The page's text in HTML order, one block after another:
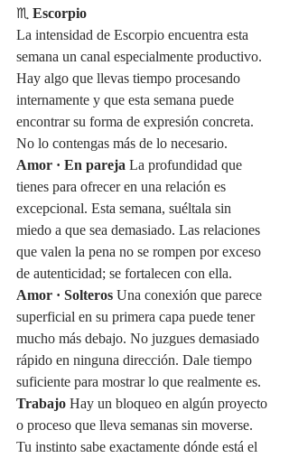
♏ Escorpio
La intensidad de Escorpio encuentra esta
semana un canal especialmente productivo.
Hay algo que llevas tiempo procesando
internamente y que esta semana puede
encontrar su forma de expresión concreta.
No lo contengas más de lo necesario.
Amor · En pareja La profundidad que
tienes para ofrecer en una relación es
excepcional. Esta semana, suéltala sin
miedo a que sea demasiado. Las relaciones
que valen la pena no se rompen por exceso
de autenticidad; se fortalecen con ella.
Amor · Solteros Una conexión que parece
superficial en su primera capa puede tener
mucho más debajo. No juzgues demasiado
rápido en ninguna dirección. Dale tiempo
suficiente para mostrar lo que realmente es.
Trabajo Hay un bloqueo en algún proyecto
o proceso que lleva semanas sin moverse.
Tu instinto sabe exactamente dónde está el